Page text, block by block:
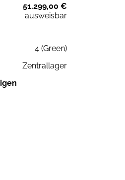
51.299,00 €
ausweisbar
4 (Green)
Zentrallager